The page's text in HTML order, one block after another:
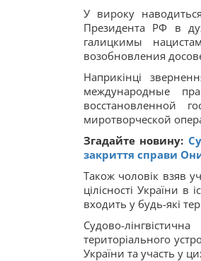
У вироку
Президента РФ в
галицкимы
возобновления
Наприкінці
международные
восстановленной
миротворческой
Згадайте новину:
закриття справи
Також чоловік взяв
цілісності України
входить у будь-які
Судово-
територіального
України та участь у